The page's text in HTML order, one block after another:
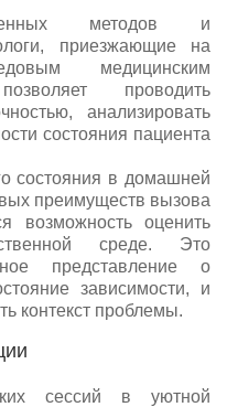
методов и
приезжающие на
медицинским
проводить
анализировать
состояния пациента
состояния в домашней
преимуществ вызова
возможность оценить
среде. Это
представление о
зависимости, и
контекст проблемы.
сессий в уютной